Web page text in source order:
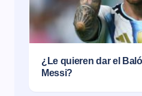
¿Le quieren dar el
Messi?